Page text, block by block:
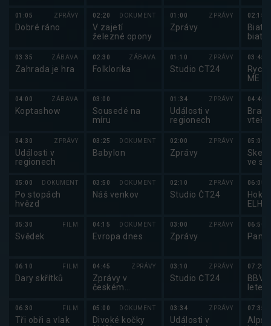
01:05 ZPRÁVY
Dobré ráno
03:35 ZÁBAVA
Zahrada je hra
04:00 ZÁBAVA
Koptashow
04:30 ZPRÁVY
Události v
regionech
05:00 DOKUMENT
Po stopách
hvězd
05:30 FILM
Svědek
06:10 FILM
Dary skřítků
06:30 FILM
Tři obři a vlak
02:20 DOKUMENT
V zajetí
železné opony
02:30 ZÁBAVA
Folklorika
03:00
Sousedé na
míru
03:25 DOKUMENT
Babylon
03:50 DOKUMENT
Náš venkov
04:15 DOKUMENT
Evropa dnes
04:45 ZPRÁVY
Zprávy v
českém
jazyce
05:00 DOKUMENT
Divoké kočky
01:00 ZPRÁVY
Zprávy
01:10 ZPRÁVY
Studio ČT24
01:34 ZPRÁVY
Události v
regionech
02:00 ZPRÁVY
Zprávy
02:10 ZPRÁVY
Studio ČT24
03:00 ZPRÁVY
Zprávy
03:10 ZPRÁVY
Studio ČT24
03:34 ZPRÁVY
Události v
02:15
03:45
ME v
2026
04:45
05:00
ve
06:05
ELH
06:50
07:25
BBV
07:35